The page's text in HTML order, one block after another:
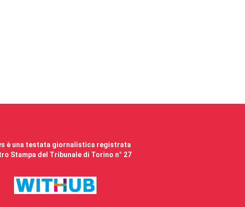
è una testata giornalistica registrata
Stampa del Tribunale di Torino n° 27